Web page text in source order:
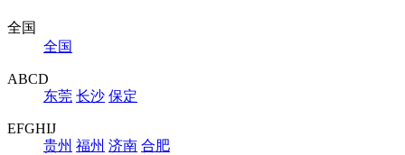
全国
全国
ABCD
东莞 长沙 保定
EFGHIJ
贵州 福州 济南 合肥